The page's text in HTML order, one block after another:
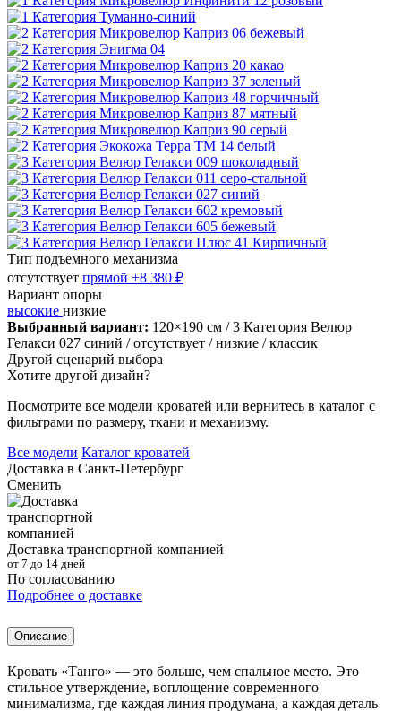
Тип подъемного механизма
отсутствует прямой +8 380 ₽
Вариант опоры
высокие низкие
Выбранный вариант: 120×190 см / 3 Категория Велюр
Гелакси 027 синий / отсутствует / низкие / классик
Другой сценарий выбора
Хотите другой дизайн?
Посмотрите все модели кроватей или вернитесь в каталог с
фильтрами по размеру, ткани и механизму.
Все модели Каталог кроватей
Доставка в Санкт-Петербург
Сменить
Доставка транспортной компанией
от 7 до 14 дней
По согласованию
Подробнее о доставке
Описание
Кровать «Танго» — это больше, чем спальное место. Это
стильное утверждение, воплощение современного
минимализма, где каждая линия продумана, а каждая деталь